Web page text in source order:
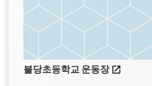
불당초등학교 운동장